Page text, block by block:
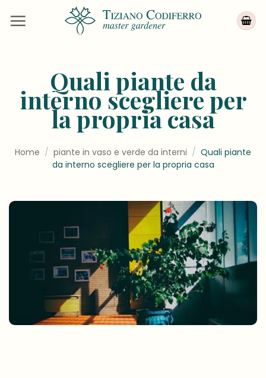
Quali piante da
interno scegliere per
la propria casa
Home / piante in vaso e verde da interni / Quali piante
da interno scegliere per la propria casa